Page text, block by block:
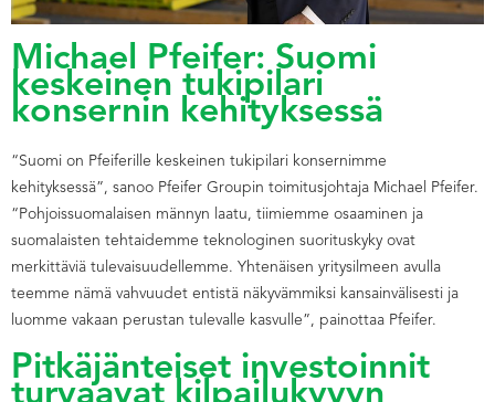
Michael Pfeifer: Suomi
keskeinen tukipilari
konsernin kehityksessä
“Suomi on Pfeiferille keskeinen tukipilari konsernimme
kehityksessä”, sanoo Pfeifer Groupin toimitusjohtaja Michael Pfeifer.
“Pohjoissuomalaisen männyn laatu, tiimiemme osaaminen ja
suomalaisten tehtaidemme teknologinen suorituskyky ovat
merkittäviä tulevaisuudellemme. Yhtenäisen yritysilmeen avulla
teemme nämä vahvuudet entistä näkyvämmiksi kansainvälisesti ja
luomme vakaan perustan tulevalle kasvulle”, painottaa Pfeifer.
Pitkäjänteiset investoinnit